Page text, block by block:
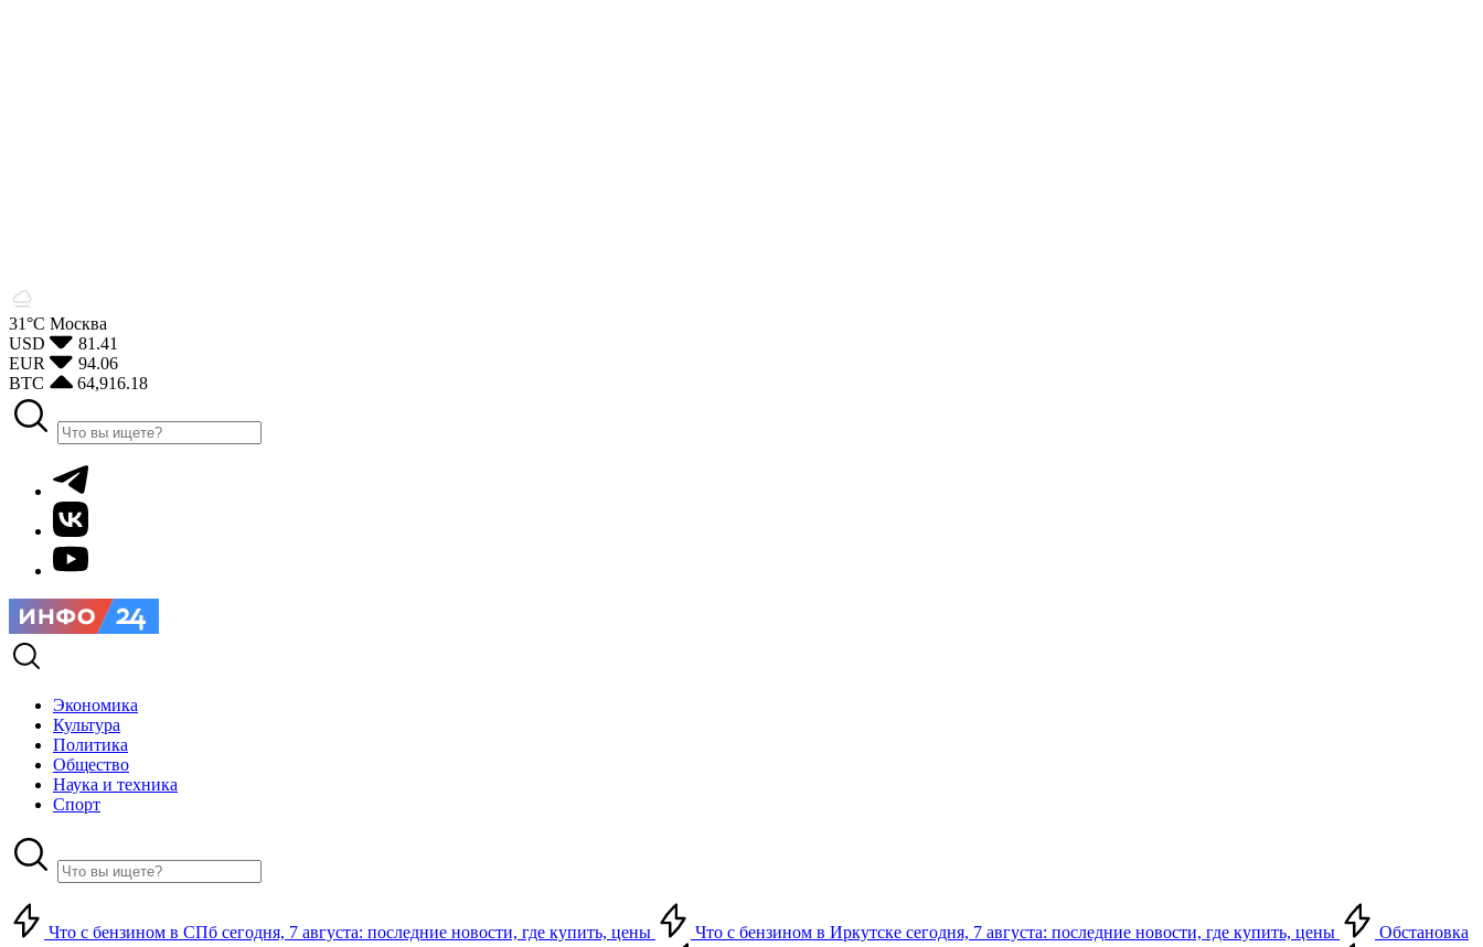
31°С Москва
USD
81.41
EUR
94.06
BTC
64,916.18
Экономика
Культура
Политика
Общество
Наука и техника
Спорт
Что с бензином в СПб сегодня, 7 августа: последние новости, где купить, цены Что с бензином в Иркутске сегодня, 7 августа: последние новости, где купить, цены Обстановка